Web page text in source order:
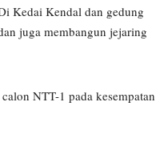
Kedai Kendal dan gedung
juga membangun jejaring
NTT-1 pada kesempatan